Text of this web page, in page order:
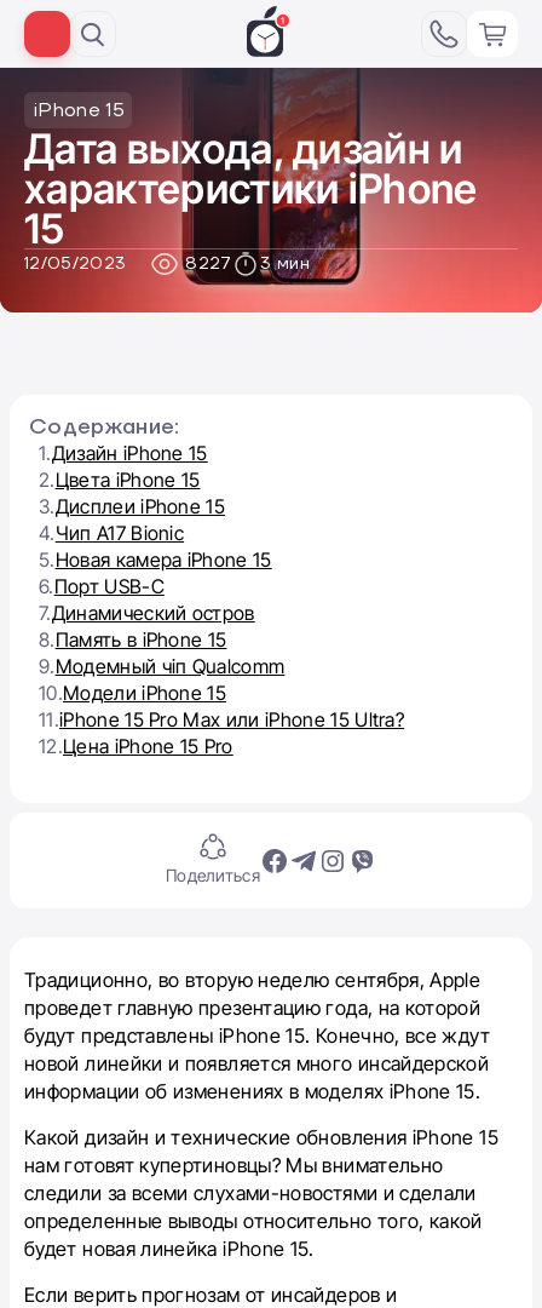
iPhone 15
Дата выхода, дизайн и
характеристики iPhone
15
12/05/2023 8227 3 мин
Поделиться
Традиционно, во вторую неделю сентября, Apple
проведет главную презентацию года, на которой
будут представлены iPhone 15. Конечно, все ждут
новой линейки и появляется много инсайдерской
информации об изменениях в моделях iPhone 15.
Какой дизайн и технические обновления iPhone 15
нам готовят купертиновцы? Мы внимательно
следили за всеми слухами-новостями и сделали
определенные выводы относительно того, какой
будет новая линейка iPhone 15.
Если верить прогнозам от инсайдеров и
Содержание:
1.Дизайн iPhone 15
2.Цвета iPhone 15
3.Дисплеи iPhone 15
4.Чип А17 Bionic
5.Новая камера iPhone 15
6.Порт USB-C
7.Динамический остров
8.Память в iPhone 15
9.Модемный чіп Qualcomm
10.Модели iPhone 15
11.iPhone 15 Pro Max или iPhone 15 Ultra?
12.Цена iPhone 15 Pro